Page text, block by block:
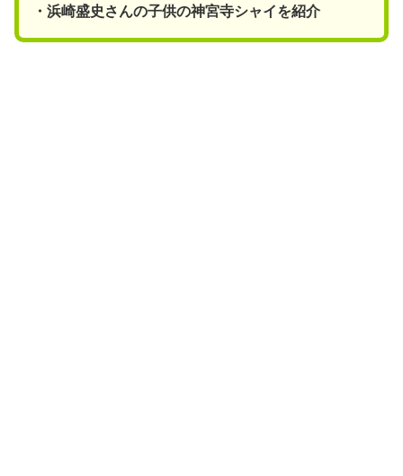
・浜崎盛史さんの子供の神宮寺シャイを紹介